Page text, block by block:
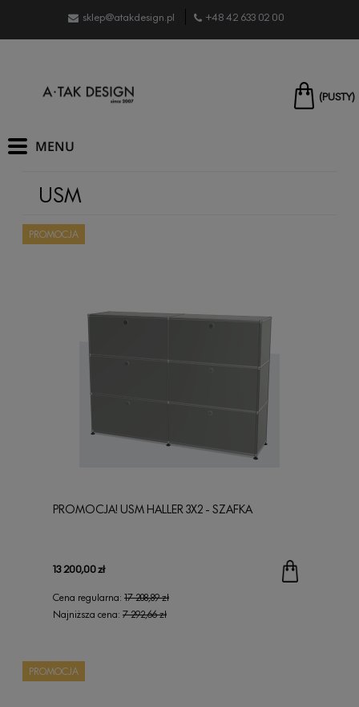
sklep@atakdesign.pl +48 42 633 02 00
(PUSTY)
USM
PROMOCJA! USM HALLER 3X2 - SZAFKA
13 200,00 zł
Cena regularna: 17 208,89 zł
Najniższa cena: 7 292,66 zł
PROMOCJA
PROMOCJA